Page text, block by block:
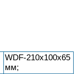
WDF-210x100x65
мм;